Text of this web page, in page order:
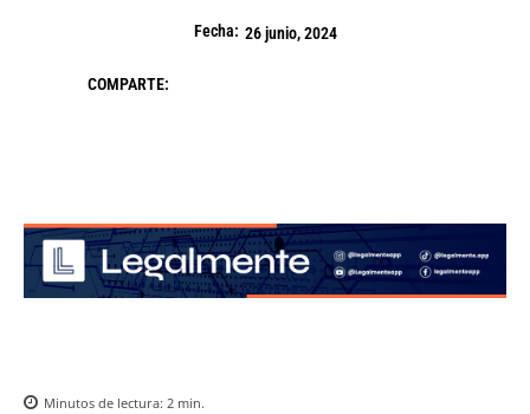
Fecha: 26 junio, 2024
COMPARTE:
Minutos de lectura: 2 min.